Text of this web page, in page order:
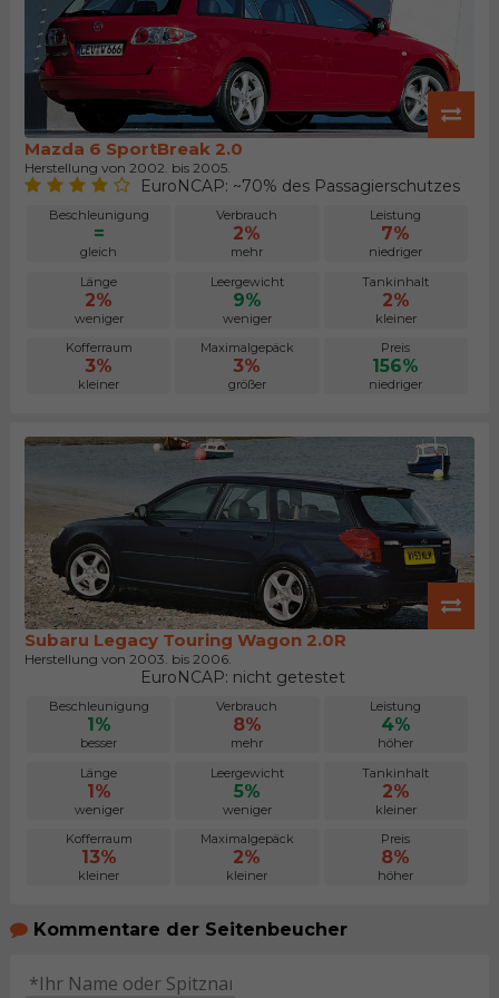
Mazda 6 SportBreak 2.0
Herstellung von 2002. bis 2005.
EuroNCAP: ~70% des Passagierschutzes
Beschleunigung
=
gleich
Verbrauch
2%
mehr
Leistung
7%
niedriger
Länge
2%
weniger
Leergewicht
9%
weniger
Tankinhalt
2%
kleiner
Kofferraum
3%
kleiner
Maximalgepäck
3%
größer
Preis
156%
niedriger
Subaru Legacy Touring Wagon 2.0R
Herstellung von 2003. bis 2006.
EuroNCAP: nicht getestet
Beschleunigung
1%
besser
Verbrauch
8%
mehr
Leistung
4%
höher
Länge
1%
weniger
Leergewicht
5%
weniger
Tankinhalt
2%
kleiner
Kofferraum
13%
kleiner
Maximalgepäck
2%
kleiner
Preis
8%
höher
Kommentare der Seitenbeucher